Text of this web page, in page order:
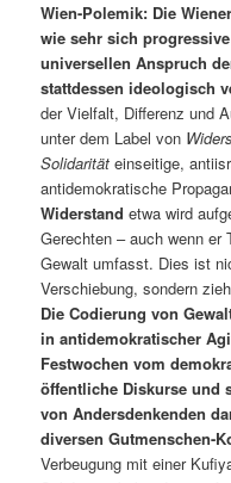
Wien-Polemik: Die
wie sehr sich
universellen Anspruch
stattdessen ideologisch
der Vielfalt, Differenz und
unter dem Label von
Solidarität einseitige,
antidemokratische
Widerstand etwa wird
Gerechten – auch wenn er
Gewalt umfasst. Dies ist
Verschiebung, sondern
Die Codierung von
in antidemokratischer
Festwochen vom
öffentliche Diskurse und
von Andersdenkenden
diversen Gutmenschen-
Verbeugung mit einer